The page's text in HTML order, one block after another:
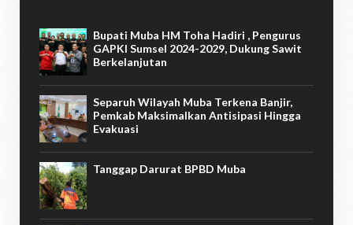
Bupati Muba HM Toha Hadiri , Pengurus
GAPKI Sumsel 2024-2029, Dukung Sawit
Berkelanjutan
Separuh Wilayah Muba Terkena Banjir,
Pemkab Maksimalkan Antisipasi Hingga
Evakuasi
Tanggap Darurat BPBD Muba